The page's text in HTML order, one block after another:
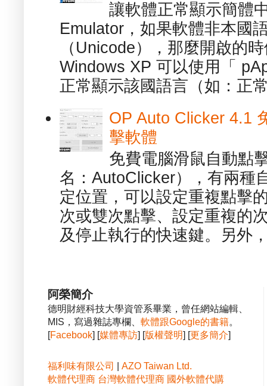
讓軟體正常顯示簡體
Emulator，如果軟體非本國
（Unicode），那麼開啟的
Windows XP 可以使用「
正常顯示該國語言（如：正
OP Auto Clicker 4.1
擊軟體
免費電腦滑鼠自動點
名：AutoClicker），有兩種
定位置，可以設定重複點擊
次或雙次點擊、設定重複的
及停止執行的快速鍵。另外
阿榮簡介
德明財經科技大學資管系畢業，曾任網站編輯、
MIS，寫過雜誌專欄、 軟體跟Google的書籍。
[Facebook] [媒體專訪] [版權聲明] [更多簡介]
福利味有限公司
AZO Taiwan Ltd.
軟體代理商 台灣軟體代理商 國外軟體代購